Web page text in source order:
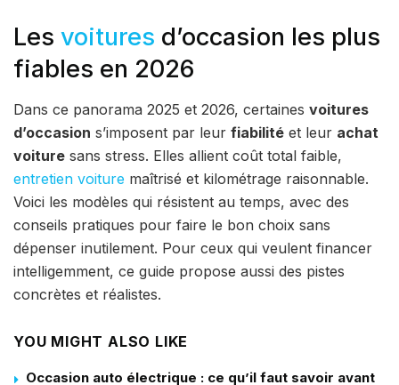
Les voitures d’occasion les plus
fiables en 2026
Dans ce panorama 2025 et 2026, certaines voitures
d’occasion s’imposent par leur fiabilité et leur achat
voiture sans stress. Elles allient coût total faible,
entretien voiture maîtrisé et kilométrage raisonnable.
Voici les modèles qui résistent au temps, avec des
conseils pratiques pour faire le bon choix sans
dépenser inutilement. Pour ceux qui veulent financer
intelligemment, ce guide propose aussi des pistes
concrètes et réalistes.
YOU MIGHT ALSO LIKE
Occasion auto électrique : ce qu’il faut savoir avant